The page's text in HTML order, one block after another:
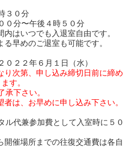
３０分
分〜午後４時５０分
でも入退室自由です。
ご退室も可能です。
２２年６月１日（水）
り次第、申し込み締切日前に締め
す。
い。
早めに申し込み下さい。
代兼参加費として入室時に５０
までの往復交通費は各自